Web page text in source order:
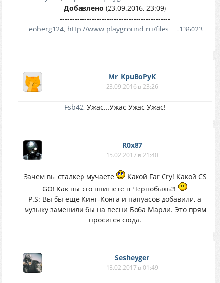
Добавлено (23.09.2016, 23:09)
---------------------------------------------
leoberg124, http://www.playground.ru/files....-136023
Mr_KpuBoPyK
23.09.2016 в 23:26
Fsb42, Ужас...Ужас Ужас Ужас!
R0x87
15.02.2017 в 21:40
Зачем вы сталкер мучаете
Какой Far Cry! Какой CS
GO! Как вы это впишете в Чернобыль?!
P.S: Вы бы ещё Кинг-Конга и папуасов добавили, а
музыку заменили бы на песни Боба Марли. Это прям
просится сюда.
Sesheyger
18.02.2017 в 01:49